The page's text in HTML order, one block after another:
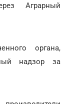
Аграрный
органа,
надзор за